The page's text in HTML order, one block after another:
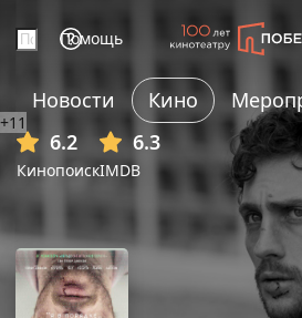
Помощь
Новости Кино
6.2
Кинопоиск
6.3
IMDB
+11